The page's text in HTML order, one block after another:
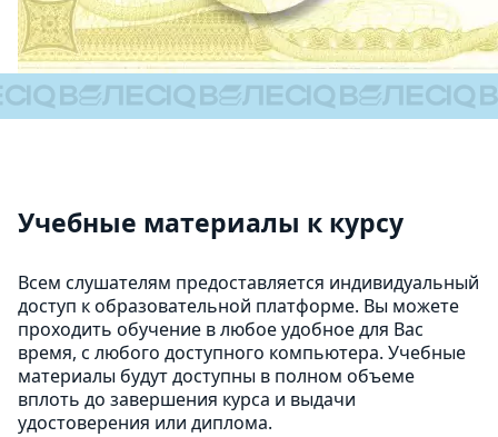
Учебные материалы к курсу
Всем слушателям предоставляется индивидуальный
доступ к образовательной платформе. Вы можете
проходить обучение в любое удобное для Вас
время, с любого доступного компьютера. Учебные
материалы будут доступны в полном объеме
вплоть до завершения курса и выдачи
удостоверения или диплома.